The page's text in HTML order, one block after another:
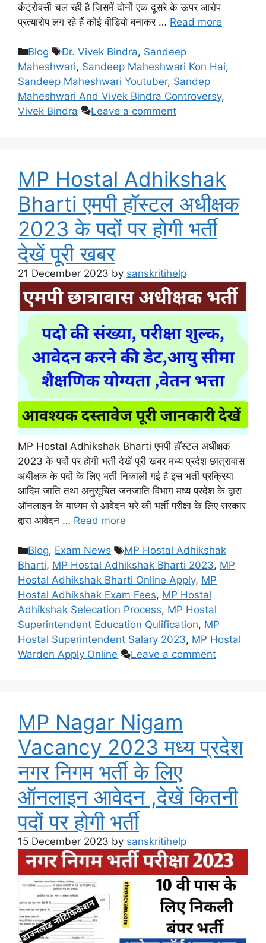
कंट्रोवर्सी चल रही है जिसमें दोनों एक दूसरे के ऊपर आरोप
प्रत्यारोप लग रहे हैं कोई वीडियो बनाकर … Read more
Categories
Blog Tags
Dr. Vivek Bindra, Sandeep
Maheshwari, Sandeep Maheshwari Kon Hai,
Sandeep Maheshwari Youtuber, Sandep
Maheshwari And Vivek Bindra Controversy,
Vivek Bindra
Leave a comment
MP Hostal Adhikshak
Bharti एमपी हॉस्टल अधीक्षक
2023 के पदों पर होगी भर्ती
देखें पूरी खबर
21 December 2023 by sanskritihelp
MP Hostal Adhikshak Bharti एमपी हॉस्टल अधीक्षक
2023 के पदों पर होगी भर्ती देखें पूरी खबर मध्य प्रदेश छात्रावास
अधीक्षक के पदों के लिए भर्ती निकाली गई है इस भर्ती प्रक्रिया
आदिम जाति तथा अनुसूचित जनजाति विभाग मध्य प्रदेश के द्वारा
ऑनलाइन के माध्यम से आवेदन भरे की भर्ती परीक्षा के लिए सरकार
द्वारा आवेदन … Read more
Categories
Blog, Exam News Tags
MP Hostal Adhikshak
Bharti, MP Hostal Adhikshak Bharti 2023, MP
Hostal Adhikshak Bharti Online Apply, MP
Hostal Adhikshak Exam Fees, MP Hostal
Adhikshak Selecation Process, MP Hostal
Superintendent Education Qulification, MP
Hostal Superintendent Salary 2023, MP Hostal
Warden Apply Online
Leave a comment
MP Nagar Nigam
Vacancy 2023 मध्य प्रदेश
नगर निगम भर्ती के लिए
ऑनलाइन आवेदन ,देखें कितनी
पदों पर होगी भर्ती
15 December 2023 by sanskritihelp